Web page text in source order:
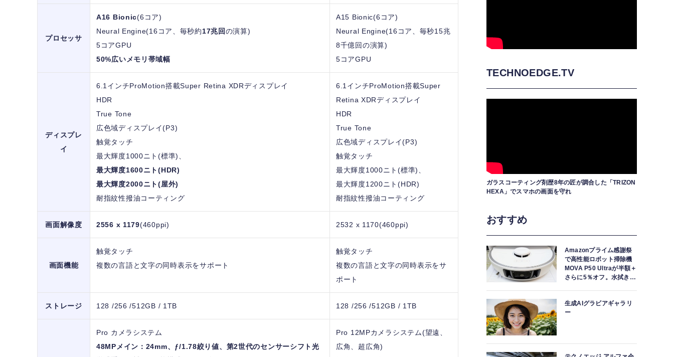
プロセッサ
A16 Bionic(6コア)
Neural Engine(16コア、毎秒約17兆回の演算)
5コアGPU
50%広いメモリ帯域幅
A15 Bionic(6コア)
Neural Engine(16コア、毎秒15兆
8千億回の演算)
5コアGPU
ディスプレ
イ
6.1インチProMotion搭載Super Retina XDRディスプレイ
HDR
True Tone
広色域ディスプレイ(P3)
触覚タッチ
最大輝度1000ニト(標準)、
最大輝度1600ニト(HDR)
最大輝度2000ニト(屋外)
耐指紋性撥油コーティング
6.1インチProMotion搭載Super
Retina XDRディスプレイ
HDR
True Tone
広色域ディスプレイ(P3)
触覚タッチ
最大輝度1000ニト(標準)、
最大輝度1200ニト(HDR)
耐指紋性撥油コーティング
画面解像度 2556 x 1179(460ppi) 2532 x 1170(460ppi)
画面機能
触覚タッチ
複数の言語と文字の同時表示をサポート
触覚タッチ
複数の言語と文字の同時表示をサ
ポート
ストレージ 128 /256 /512GB / 1TB 128 /256 /512GB / 1TB
Pro カメラシステム
48MPメイン：24mm、ƒ/1.78絞り値、第2世代のセンサーシフト光
Pro 12MPカメラシステム(望遠、
広角、超広角)
TECHNOEDGE.TV
ガラスコーティング剤歴8年の匠が調合した「TRIZON
HEXA」でスマホの画面を守れ
おすすめ
Amazonプライム感謝祭
で高性能ロボット掃除機
MOVA P50 Ultraが半額＋
さらに5％オフ。水拭きモ
生成AIグラビアギャラリ
ー